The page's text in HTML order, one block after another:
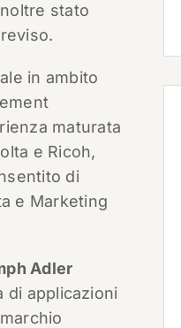
stato
in ambito
maturata
e Ricoh,
di
e Marketing
Adler
di applicazioni